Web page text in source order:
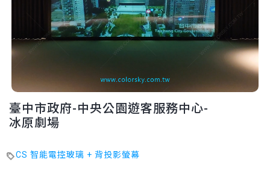
臺中市政府-中央公園遊客服務中心-
冰原劇場
CS 智能電控玻璃 + 背投影螢幕